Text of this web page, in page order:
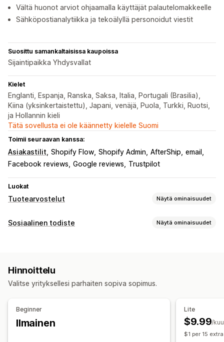
Vältä huonot arviot ohjaamalla käyttäjät palautelomakkeelle
Sähköpostianalytiikka ja tekoälyllä personoidut viestit
Suosittu samankaltaisissa kaupoissa
Sijaintipaikka Yhdysvallat
Kielet
Englanti, Espanja, Ranska, Saksa, Italia, Portugali (Brasilia),
Kiina (yksinkertaistettu), Japani, venäjä, Puola, Turkki, Ruotsi,
ja Hollannin kieli
Tätä sovellusta ei ole käännetty kielelle Suomi
Toimii seuraavan kanssa:
Asiakastilit Shopify Flow Shopify Admin AfterShip email
Facebook reviews Google reviews Trustpilot
Luokat
Tuotearvostelut Näytä ominaisuudet
Näyttövaihtoehdot
Sähköpostipyynnöt
Ponnahdusilmoitukset
Kyselyt QR-koodit
Sosiaalinen todiste Näytä ominaisuudet
Hinnoittelu
Valitse yrityksellesi parhaiten sopiva sopimus.
Beginner
Ilmainen
Lite
$9.99/
$1 per 15